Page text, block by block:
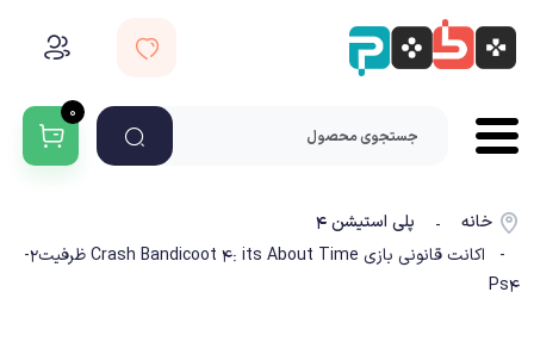
۰
خانه -
پلی استیشن ۴
- اکانت قانونی بازی Crash Bandicoot 4: its About Time ظرفیت2-
Ps4